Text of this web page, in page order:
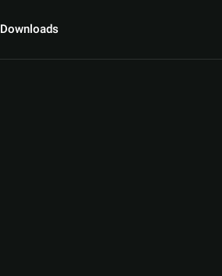
Downloads